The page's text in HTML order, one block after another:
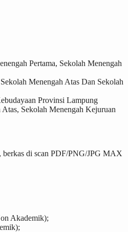
Pertama, Sekolah Menengah
Menengah Atas Dan Sekolah
Provinsi Lampung
Sekolah Menengah Kejuruan
berkas di scan PDF/PNG/JPG MAX
Akademik);